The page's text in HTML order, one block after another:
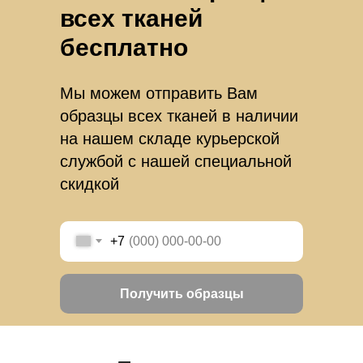
всех тканей
бесплатно
Мы можем отправить Вам
образцы всех тканей в наличии
на нашем складе курьерской
службой с нашей специальной
скидкой
+7
Получить образцы